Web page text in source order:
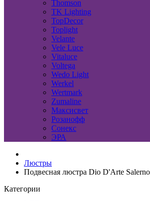
Thomson
TK Lighting
TopDecor
Toplight
Velante
Vele Luce
Vitaluce
Voltega
Wedo Light
Werkel
Wertmark
Zumaline
Максисвет
Розанофф
Сонекс
ЭРА
Люстры
Подвесная люстра Dio D'Arte
Категории